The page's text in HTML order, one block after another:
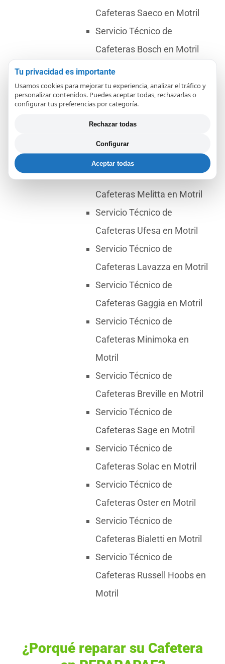
Cafeteras Saeco en Motril
Servicio Técnico de
Cafeteras Bosch en Motril
Servicio Técnico de
Cafeteras Smeg en Motril
Servicio Técnico de
Cafeteras Senseo en Motril
Servicio Técnico de
Servicio Técnico de
Cafeteras Melitta en Motril
Servicio Técnico de
Cafeteras Ufesa en Motril
Servicio Técnico de
Cafeteras Lavazza en Motril
Servicio Técnico de
Cafeteras Gaggia en Motril
Servicio Técnico de
Cafeteras Minimoka en
Motril
Servicio Técnico de
Cafeteras Breville en Motril
Servicio Técnico de
Cafeteras Sage en Motril
Servicio Técnico de
Cafeteras Solac en Motril
Servicio Técnico de
Cafeteras Oster en Motril
Servicio Técnico de
Cafeteras Bialetti en Motril
Servicio Técnico de
Cafeteras Russell Hoobs en
Motril
¿Porqué reparar su Cafetera
Tu privacidad es importante
Usamos cookies para mejorar tu experiencia, analizar el tráfico y
personalizar contenidos. Puedes aceptar todas, rechazarlas o
configurar tus preferencias por categoría.
Rechazar todas
Configurar
Aceptar todas